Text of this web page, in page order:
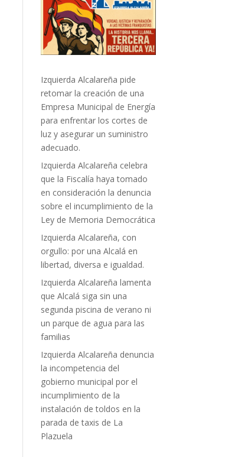
Izquierda Alcalareña pide
retomar la creación de una
Empresa Municipal de Energía
para enfrentar los cortes de
luz y asegurar un suministro
adecuado.
Izquierda Alcalareña celebra
que la Fiscalía haya tomado
en consideración la denuncia
sobre el incumplimiento de la
Ley de Memoria Democrática
Izquierda Alcalareña, con
orgullo: por una Alcalá en
libertad, diversa e igualdad.
Izquierda Alcalareña lamenta
que Alcalá siga sin una
segunda piscina de verano ni
un parque de agua para las
familias
Izquierda Alcalareña denuncia
la incompetencia del
gobierno municipal por el
incumplimiento de la
instalación de toldos en la
parada de taxis de La
Plazuela